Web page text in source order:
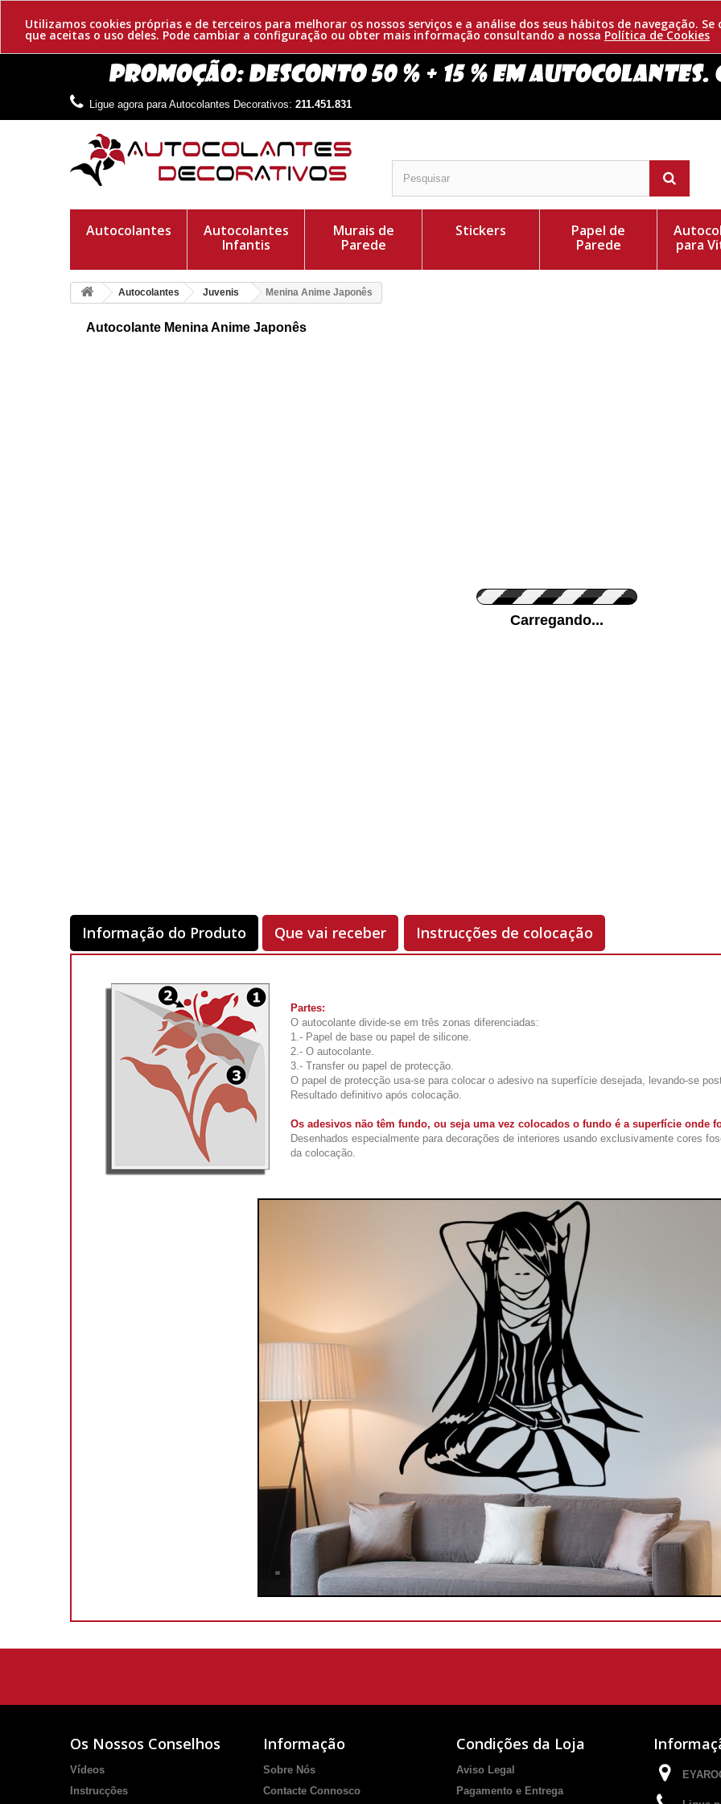
Utilizamos cookies próprias e de terceiros para melhorar os nossos serviços e a análise dos seus hábitos de navegação.
que aceitas o uso deles. Pode cambiar a configuração ou obter mais informação consultando a nossa Política de Cookies
Ligue agora para Autocolantes Decorativos: 211.451.831
Autocolantes
Autocolantes
Infantis
Murais de
Parede
Stickers
Papel de
Parede
para
Autocolantes Juvenis Menina Anime Japonês
Autocolante Menina Anime Japonês
Carregando...
Ponha a sua foto
Informação do Produto Que vai receber Instrucções de colocação
Partes:
O autocolante divide-se em três zonas diferenciadas:
1.- Papel de base ou papel de silicone.
2.- O autocolante.
3.- Transfer ou papel de protecção.
O papel de protecção usa-se para colocar o adesivo na superfície desejada, levando-se
Resultado definitivo após colocação.
Os adesivos não têm fundo, ou seja uma vez colocados o fundo é a superfície onde
Desenhados especialmente para decorações de interiores usando exclusivamente cores
da colocação.
Os Nossos Conselhos
Vídeos
Instrucções
Informação
Sobre Nós
Contacte Connosco
Condições da Loja
Aviso Legal
Pagamento e Entrega